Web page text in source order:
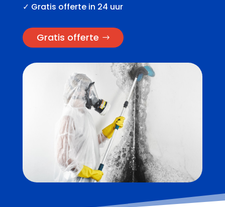
✓ Gratis offerte in 24 uur
Gratis offerte